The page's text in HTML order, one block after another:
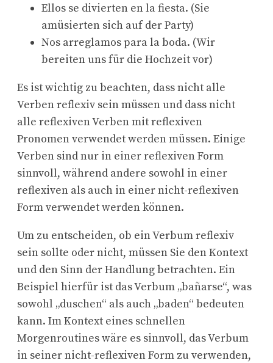
Ellos se divierten en la fiesta. (Sie
amüsierten sich auf der Party)
Nos arreglamos para la boda. (Wir
bereiten uns für die Hochzeit vor)
Es ist wichtig zu beachten, dass nicht alle
Verben reflexiv sein müssen und dass nicht
alle reflexiven Verben mit reflexiven
Pronomen verwendet werden müssen. Einige
Verben sind nur in einer reflexiven Form
sinnvoll, während andere sowohl in einer
reflexiven als auch in einer nicht-reflexiven
Form verwendet werden können.
Um zu entscheiden, ob ein Verbum reflexiv
sein sollte oder nicht, müssen Sie den Kontext
und den Sinn der Handlung betrachten. Ein
Beispiel hierfür ist das Verbum „bañarse“, was
sowohl „duschen“ als auch „baden“ bedeuten
kann. Im Kontext eines schnellen
Morgenroutines wäre es sinnvoll, das Verbum
in seiner nicht-reflexiven Form zu verwenden,